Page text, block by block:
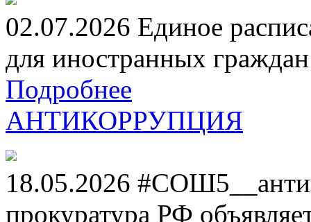
02.07.2026 Единое
для иностранных
Подробнее
АНТИКОРРУПЦИЯ
18.05.2026
прокуратура РФ